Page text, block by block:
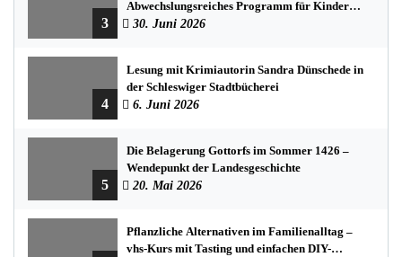
3
Abwechslungsreiches Programm für Kinder
und Jugendliche
30. Juni 2026
4
Lesung mit Krimiautorin Sandra Dünschede in
der Schleswiger Stadtbücherei
6. Juni 2026
5
Die Belagerung Gottorfs im Sommer 1426 –
Wendepunkt der Landesgeschichte
20. Mai 2026
Pflanzliche Alternativen im Familienalltag –
vhs-Kurs mit Tasting und einfachen DIY-